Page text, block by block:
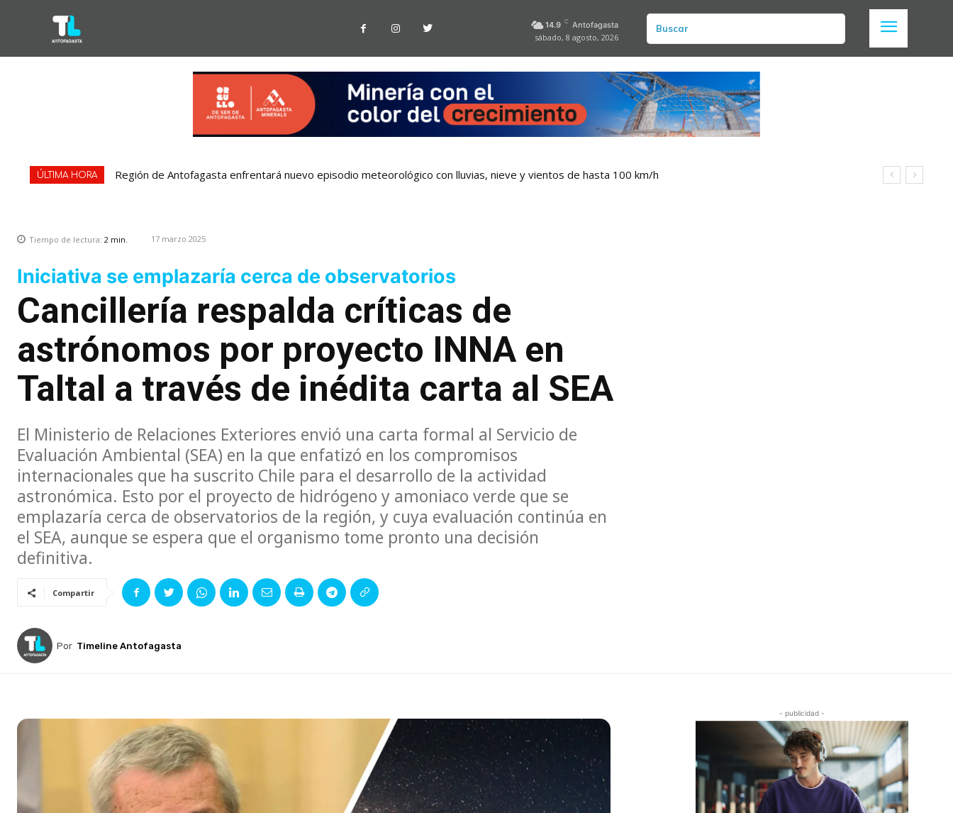
14.9 C Antofagasta
sábado, 8 agosto, 2026
Buscar
ÚLTIMA HORA Región de Antofagasta enfrentará nuevo episodio meteorológico con lluvias, nieve y vientos de hasta 100 km/h
Tiempo de lectura: 2 min. 17 marzo 2025
Iniciativa se emplazaría cerca de observatorios
Cancillería respalda críticas de
astrónomos por proyecto INNA en
Taltal a través de inédita carta al SEA
El Ministerio de Relaciones Exteriores envió una carta formal al Servicio de
Evaluación Ambiental (SEA) en la que enfatizó en los compromisos
internacionales que ha suscrito Chile para el desarrollo de la actividad
astronómica. Esto por el proyecto de hidrógeno y amoniaco verde que se
emplazaría cerca de observatorios de la región, y cuya evaluación continúa en
el SEA, aunque se espera que el organismo tome pronto una decisión
definitiva.
Compartir
Por Timeline Antofagasta
- publicidad -